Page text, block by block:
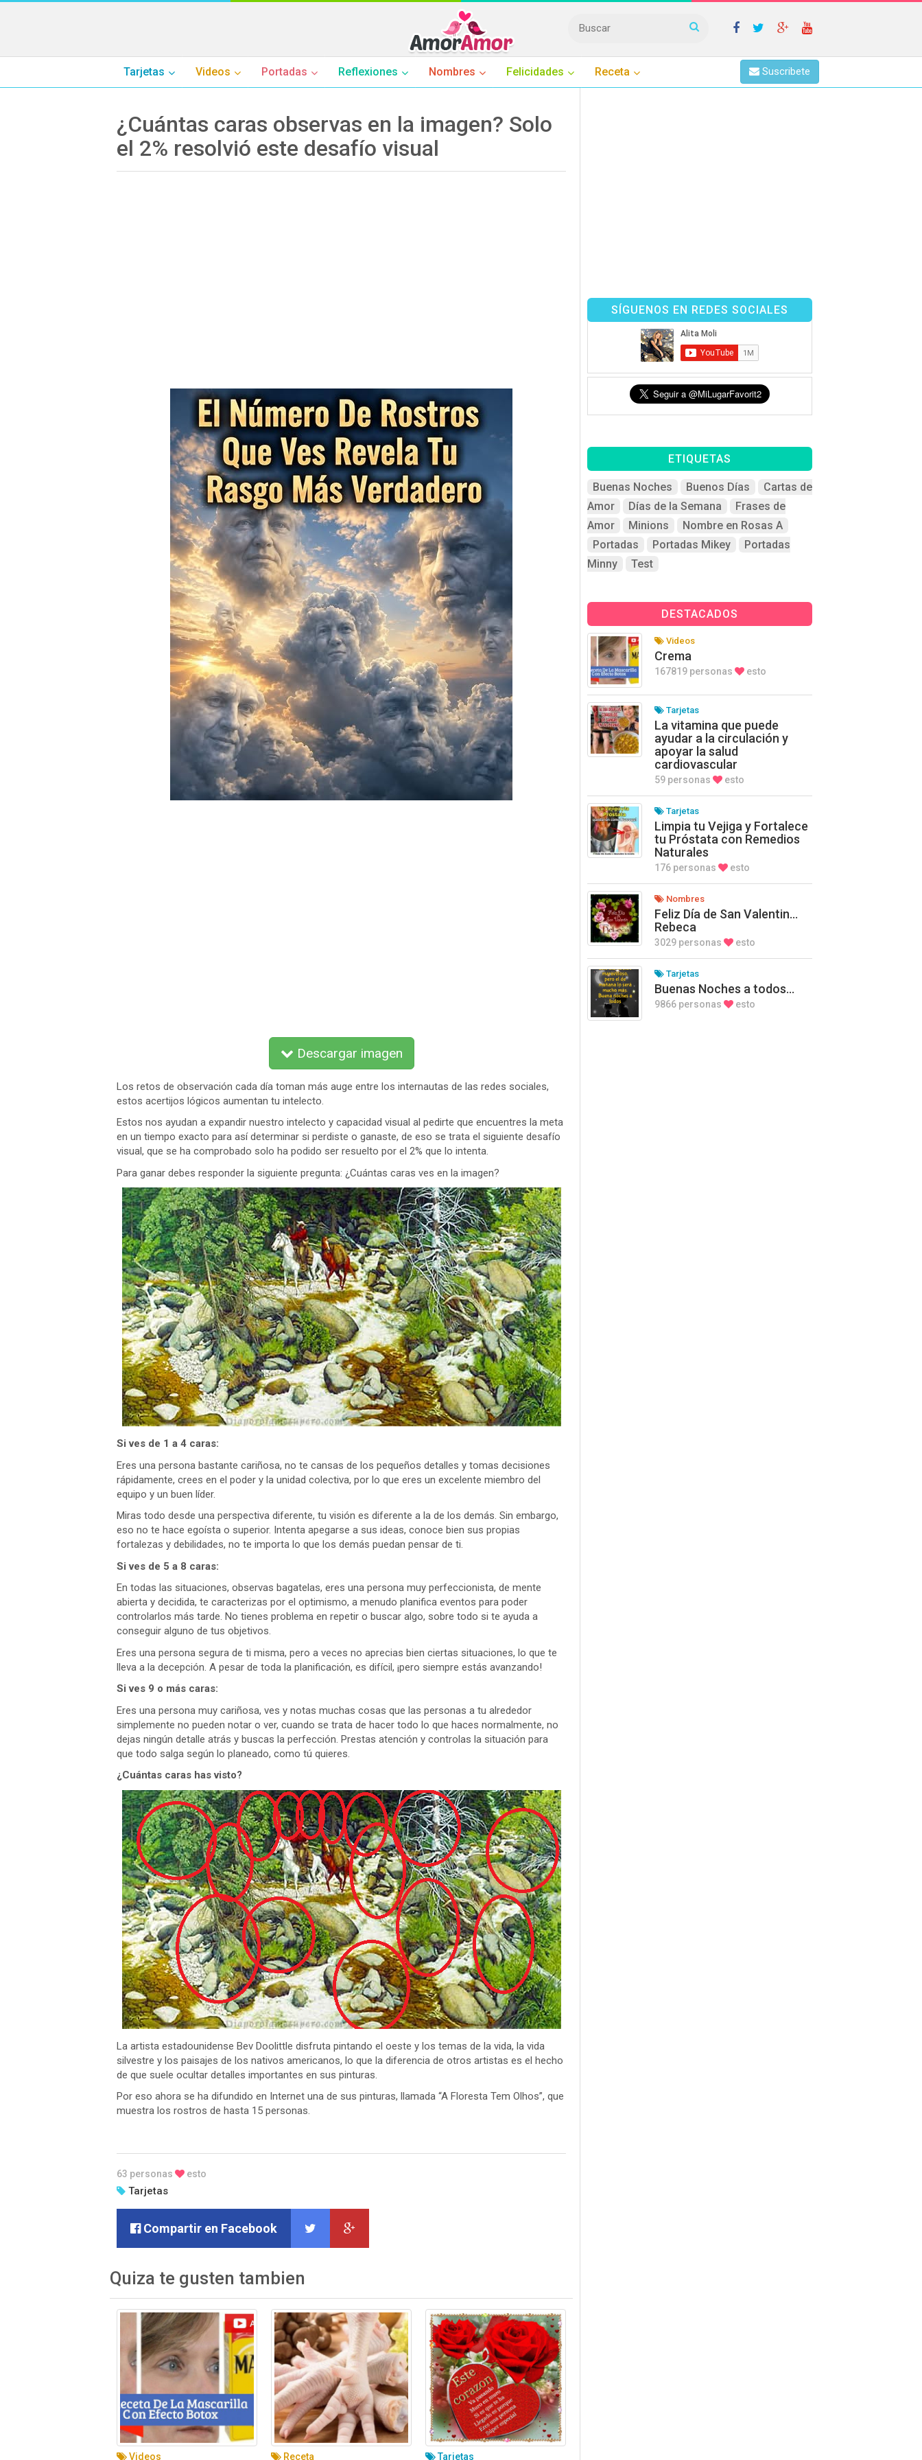
Tarjetas Videos Portadas Reflexiones Nombres Felicidades Receta Suscribete
¿Cuántas caras observas en la imagen? Solo
el 2% resolvió este desafío visual
Descargar imagen
Los retos de observación cada día toman más auge entre los internautas de las redes sociales,
estos acertijos lógicos aumentan tu intelecto.
Estos nos ayudan a expandir nuestro intelecto y capacidad visual al pedirte que encuentres la meta
en un tiempo exacto para así determinar si perdiste o ganaste, de eso se trata el siguiente desafío
visual, que se ha comprobado solo ha podido ser resuelto por el 2% que lo intenta.
Para ganar debes responder la siguiente pregunta: ¿Cuántas caras ves en la imagen?
Si ves de 1 a 4 caras:
Eres una persona bastante cariñosa, no te cansas de los pequeños detalles y tomas decisiones
rápidamente, crees en el poder y la unidad colectiva, por lo que eres un excelente miembro del
equipo y un buen líder.
Miras todo desde una perspectiva diferente, tu visión es diferente a la de los demás. Sin embargo,
eso no te hace egoísta o superior. Intenta apegarse a sus ideas, conoce bien sus propias
fortalezas y debilidades, no te importa lo que los demás puedan pensar de ti.
Si ves de 5 a 8 caras:
En todas las situaciones, observas bagatelas, eres una persona muy perfeccionista, de mente
abierta y decidida, te caracterizas por el optimismo, a menudo planifica eventos para poder
controlarlos más tarde. No tienes problema en repetir o buscar algo, sobre todo si te ayuda a
conseguir alguno de tus objetivos.
Eres una persona segura de ti misma, pero a veces no aprecias bien ciertas situaciones, lo que te
lleva a la decepción. A pesar de toda la planificación, es difícil, ¡pero siempre estás avanzando!
Si ves 9 o más caras:
Eres una persona muy cariñosa, ves y notas muchas cosas que las personas a tu alrededor
simplemente no pueden notar o ver, cuando se trata de hacer todo lo que haces normalmente, no
dejas ningún detalle atrás y buscas la perfección. Prestas atención y controlas la situación para
que todo salga según lo planeado, como tú quieres.
¿Cuántas caras has visto?
La artista estadounidense Bev Doolittle disfruta pintando el oeste y los temas de la vida, la vida
silvestre y los paisajes de los nativos americanos, lo que la diferencia de otros artistas es el hecho
de que suele ocultar detalles importantes en sus pinturas.
Por eso ahora se ha difundido en Internet una de sus pinturas, llamada “A Floresta Tem Olhos”, que
muestra los rostros de hasta 15 personas.
63 personas esto
Tarjetas
Compartir en Facebook
Quiza te gusten tambien
Videos Receta Tarjetas
SÍGUENOS EN REDES SOCIALES
ETIQUETAS
Buenas Noches Buenos Días
Cartas de
Amor
Días de la Semana
Frases de
Amor
Minions
Nombre en Rosas A
Portadas
Portadas Mikey
Portadas
Minny
Test
DESTACADOS
Videos
Crema
167819 personas esto
Tarjetas
La vitamina que puede
ayudar a la circulación y
apoyar la salud
cardiovascular
59 personas esto
Tarjetas
Limpia tu Vejiga y Fortalece
tu Próstata con Remedios
Naturales
176 personas esto
Nombres
Feliz Día de San Valentin…
Rebeca
3029 personas esto
Tarjetas
Buenas Noches a todos…
9866 personas esto